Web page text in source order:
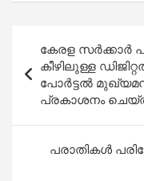
navigation
കേരള സർക്കാർ
കീഴിലുള്ള
പോർട്ടൽ
പ്രകാശനം
പരാതികള്‍